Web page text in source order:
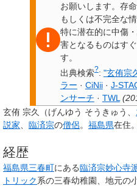
お願いします。存
もしくは不完全な
特に潜在的に中傷
害となるものはす
す。
出典検索?: "玄侑宗
ラー · CiNii · J-
ンサーチ · TWL (
玄侑 宗久
（げんゆう そうきゅう、
説家
臨済宗の僧侶。 福島県在住。
経歴
福島県三春町にある臨済宗妙心寺
トリック系の三春幼稚園、地元の